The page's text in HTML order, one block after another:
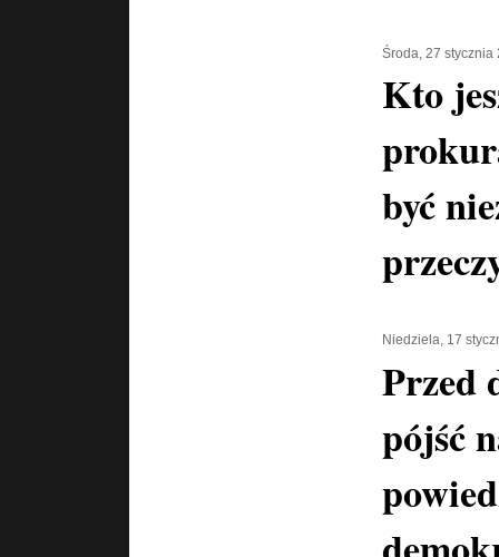
Środa, 27 stycznia
Kto
być
Niedziela, 17
Przed
pójść